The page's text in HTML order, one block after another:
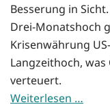
Besserung in
Drei-Monatshoch
Krisenwährung
Langzeithoch,
verteuert.
Weiterlesen …